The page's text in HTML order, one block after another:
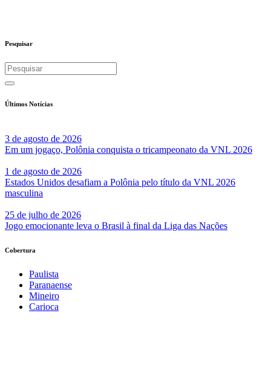
Pesquisar
Últimos Notícias
3 de agosto de 2026
Em um jogaço, Polônia conquista o tricampeonato da VNL 2026
1 de agosto de 2026
Estados Unidos desafiam a Polônia pelo título da VNL 2026
masculina
25 de julho de 2026
Jogo emocionante leva o Brasil à final da Liga das Nações
Cobertura
Paulista
Paranaense
Mineiro
Carioca